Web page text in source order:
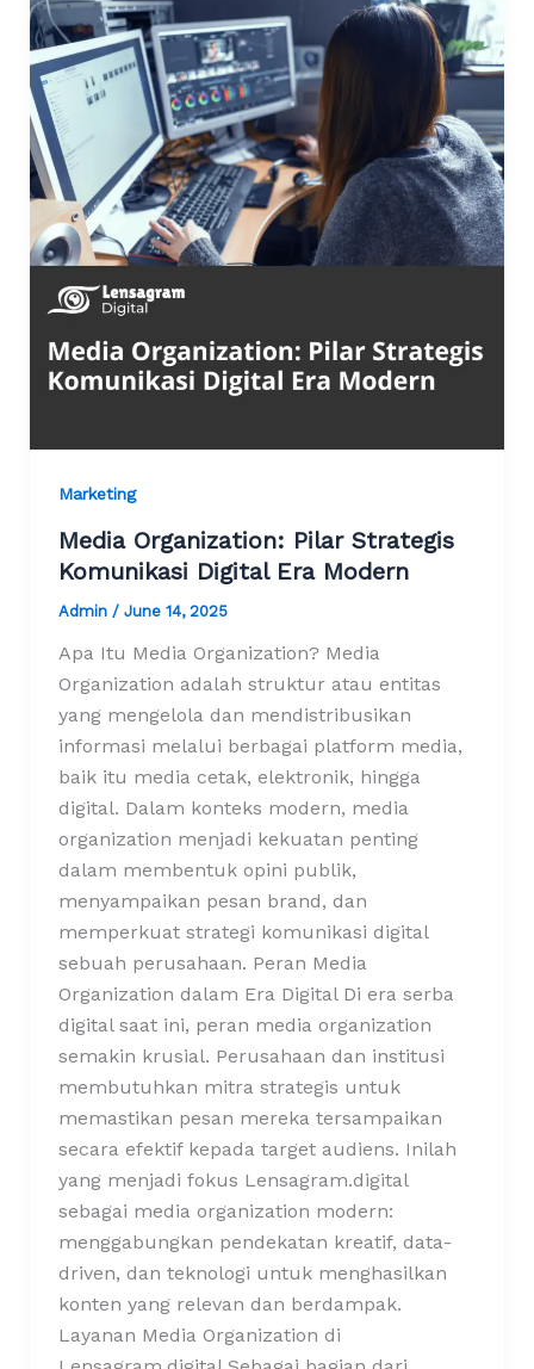
Marketing
Media Organization: Pilar Strategis
Komunikasi Digital Era Modern
Admin / June 14, 2025
Apa Itu Media Organization? Media
Organization adalah struktur atau entitas
yang mengelola dan mendistribusikan
informasi melalui berbagai platform media,
baik itu media cetak, elektronik, hingga
digital. Dalam konteks modern, media
organization menjadi kekuatan penting
dalam membentuk opini publik,
menyampaikan pesan brand, dan
memperkuat strategi komunikasi digital
sebuah perusahaan. Peran Media
Organization dalam Era Digital Di era serba
digital saat ini, peran media organization
semakin krusial. Perusahaan dan institusi
membutuhkan mitra strategis untuk
memastikan pesan mereka tersampaikan
secara efektif kepada target audiens. Inilah
yang menjadi fokus Lensagram.digital
sebagai media organization modern:
menggabungkan pendekatan kreatif, data-
driven, dan teknologi untuk menghasilkan
konten yang relevan dan berdampak.
Layanan Media Organization di